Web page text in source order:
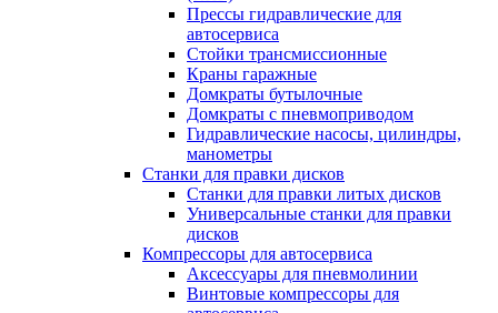
Прессы гидравлические для
автосервиса
Стойки трансмиссионные
Краны гаражные
Домкраты бутылочные
Домкраты с пневмоприводом
Гидравлические насосы, цилиндры,
манометры
Станки для правки дисков
Станки для правки литых дисков
Универсальные станки для правки
дисков
Компрессоры для автосервиса
Аксессуары для пневмолинии
Винтовые компрессоры для